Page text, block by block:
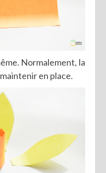
Normalement, la
en place.